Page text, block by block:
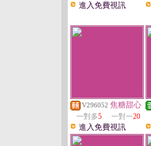
進入免費視訊
V296052 焦糖甜心
一對多5 一對一20
進入免費視訊